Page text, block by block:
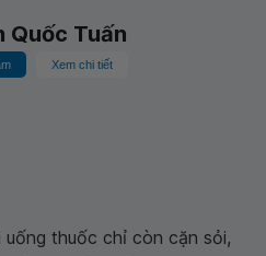
Quốc Tuấn
Xem chi tiết
thuốc chỉ còn cặn sỏi,